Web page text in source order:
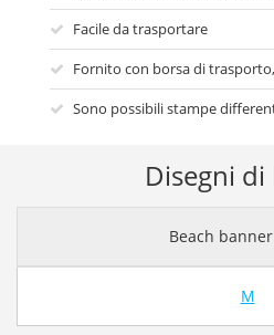
Facile da trasportare
Fornito con borsa di
Sono possibili stampe
Disegni
Beach
M